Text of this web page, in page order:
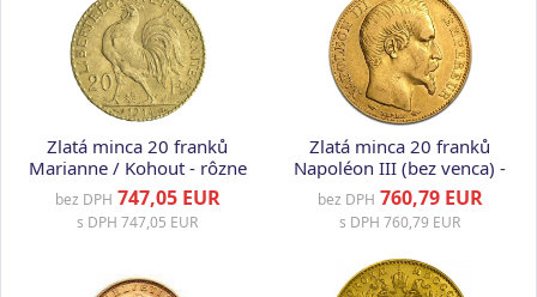
Zlatá minca 20 franků
Marianne / Kohout - rôzne
roky, Francúzsko
bez DPH 747,05 EUR
s DPH 747,05 EUR
Zlatá minca 20 franků
Napoléon III (bez venca) -
rôzne roky, Francúzsko
bez DPH 760,79 EUR
s DPH 760,79 EUR